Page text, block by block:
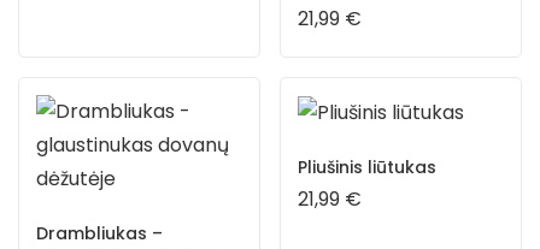
21,99 €
Drambliukas –
Pliušinis liūtukas
21,99 €